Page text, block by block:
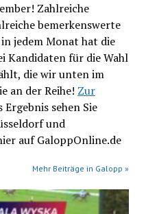
Zahlreiche
bemerkenswerte
jedem Monat hat die
Kandidaten für die Wahl
die wir unten im
an der Reihe! Zur
Ergebnis sehen Sie
und
auf GaloppOnline.de
Mehr Beiträge in Galopp »